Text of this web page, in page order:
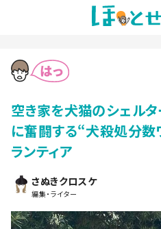
空き家を犬猫のシェル
に奮闘する“犬殺処分
ランティア
さぬきクロスケ
編集・ライター